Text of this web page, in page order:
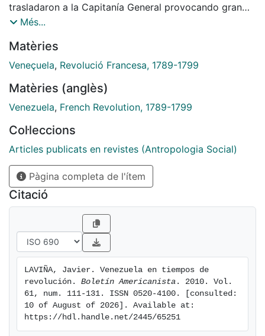
trasladaron a la Capitanía General provocando gran
inquietud entre las autoridades coloniales que vieron
elemento que tuviese algo que ver con los franceses.
Los acontecimientos de Haití generaron aún mayor
momento, cualquier tensión o intento de sublevación
fue asociado a la influencia revolucionaria.
Més...
Matèries
Veneçuela, Revolució Francesa, 1789-1799
Matèries (anglès)
Venezuela, French Revolution, 1789-1799
Col·leccions
Articles publicats en revistes (Antropologia Social)
Pàgina completa de l'ítem
Citació
LAVIÑA, Javier. Venezuela en tiempos de
revolución. Boletín Americanista . 2010. Vol.
61, num. 111-131. ISSN 0520-4100. [consulted:
10 of August of 2026]. Available at:
https://hdl.handle.net/2445/65251